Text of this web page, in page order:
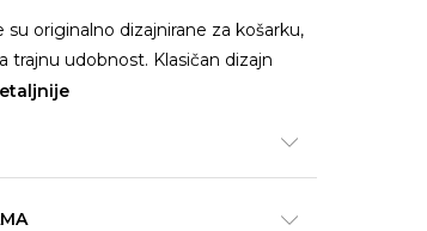
originalno dizajnirane za košarku,
udobnost. Klasičan dizajn